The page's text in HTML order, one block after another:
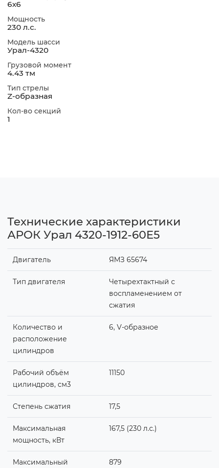
6х6
Мощность
230 л.с.
Модель шасси
Урал-4320
Грузовой момент
4.43 тм
Тип стрелы
Z-образная
Кол-во секций
1
Технические характеристики
АРОК Урал 4320-1912-60Е5
Двигатель ЯМЗ 65674
Тип двигателя
Четырехтактный с
воспламенением от
сжатия
Количество и
расположение
цилиндров
6, V-образное
Рабочий объём
цилиндров, см3
11150
Степень сжатия 17,5
Максимальная
мощность, кВт
167,5 (230 л.с.)
Максимальный 879